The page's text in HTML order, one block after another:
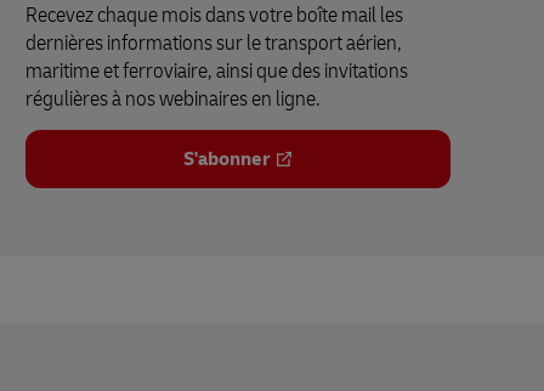
Recevez chaque mois dans votre boîte mail les
dernières informations sur le transport aérien,
maritime et ferroviaire, ainsi que des invitations
régulières à nos webinaires en ligne.
S'abonner